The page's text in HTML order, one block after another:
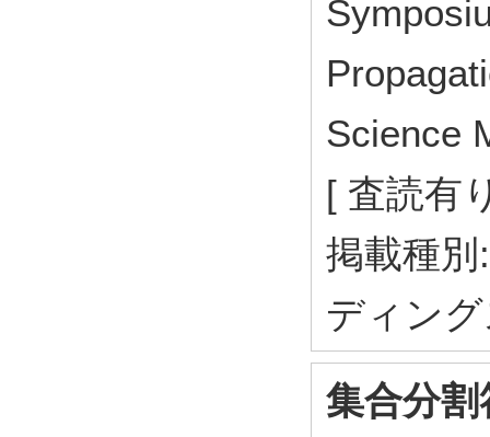
Science
[ 査読有
掲載種
ディン
集合分